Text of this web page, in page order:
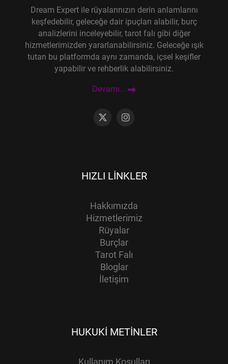
Dream Expert ile rüyalarınızın derin anlamlarını
keşfedebilir, geleceğe dair ipuçları alabilir, burç
analizlerini inceleyebilir, tarot falı gibi diğer
hizmetlerimizden yararlanabilirsiniz. Geleceğe ışık
tutan bu platformda aynı zamanda, içsel keşifler
yapabilir ve rehberlik alabilirsiniz.
Devamı...
HIZLI LINKLER
Hakkımızda
Hizmetlerimiz
Rüyalar
Burçlar
Tarot Falı
Bloglar
İletişim
HUKUKI METINLER
Kullanım Koşulları